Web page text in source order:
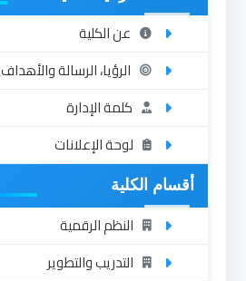
عن الكلية
الرؤيا، الرسالة والأهداف
كلمة الإدارة
لوحة الإعلانات
أقسام الكلية
النظم الرقمية
التدريب والتطوير